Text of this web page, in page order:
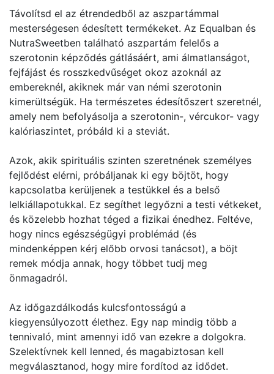
Távolítsd el az étrendedből az aszpartámmal
mesterségesen édesített termékeket. Az Equalban és
NutraSweetben található aszpartám felelős a
szerotonin képződés gátlásáért, ami álmatlanságot,
fejfájást és rosszkedvűséget okoz azoknál az
embereknél, akiknek már van némi szerotonin
kimerültségük. Ha természetes édesítőszert szeretnél,
amely nem befolyásolja a szerotonin-, vércukor- vagy
kalóriaszintet, próbáld ki a steviát.
Azok, akik spirituális szinten szeretnének személyes
fejlődést elérni, próbáljanak ki egy böjtöt, hogy
kapcsolatba kerüljenek a testükkel és a belső
lelkiállapotukkal. Ez segíthet legyőzni a testi vétkeket,
és közelebb hozhat téged a fizikai énedhez. Feltéve,
hogy nincs egészségügyi problémád (és
mindenképpen kérj előbb orvosi tanácsot), a böjt
remek módja annak, hogy többet tudj meg
önmagadról.
Az időgazdálkodás kulcsfontosságú a
kiegyensúlyozott élethez. Egy nap mindig több a
tennivaló, mint amennyi idő van ezekre a dolgokra.
Szelektívnek kell lenned, és magabiztosan kell
megválasztanod, hogy mire fordítod az idődet.